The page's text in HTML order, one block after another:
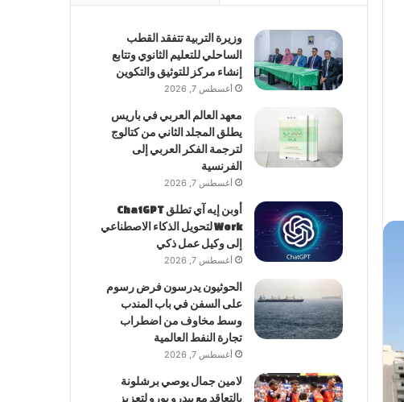
وزيرة التربية تتفقد القطب
الساحلي للتعليم الثانوي وتتابع
إنشاء مركز للتوثيق والتكوين
أغسطس 7, 2026
معهد العالم العربي في باريس
يطلق المجلد الثاني من كتالوج
لترجمة الفكر العربي إلى
الفرنسية
أغسطس 7, 2026
أوبن إيه آي تطلق ChatGPT
Work لتحويل الذكاء الاصطناعي
إلى وكيل عمل ذكي
أغسطس 7, 2026
الحوثيون يدرسون فرض رسوم
على السفن في باب المندب
وسط مخاوف من اضطراب
تجارة النفط العالمية
أغسطس 7, 2026
لامين جمال يوصي برشلونة
بالتعاقد مع بيدرو بورو لتعزيز